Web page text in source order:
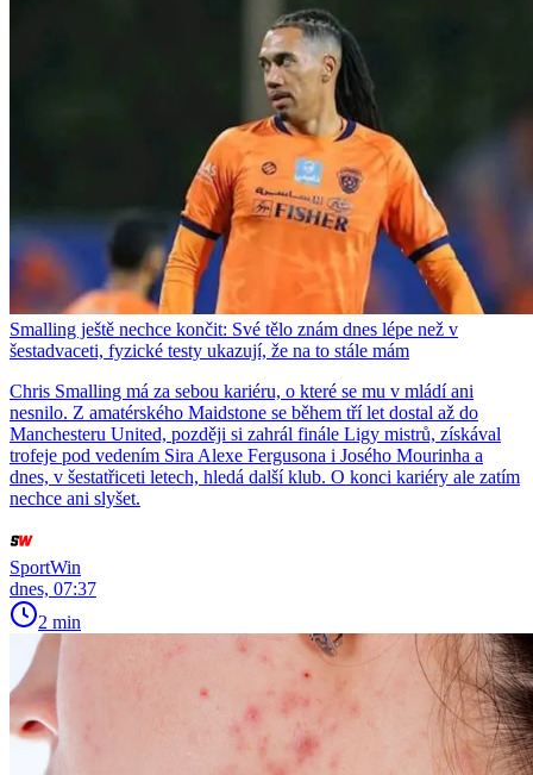
Smalling ještě nechce končit: Své tělo znám dnes lépe než v
šestadvaceti, fyzické testy ukazují, že na to stále mám
Chris Smalling má za sebou kariéru, o které se mu v mládí ani
nesnilo. Z amatérského Maidstone se během tří let dostal až do
Manchesteru United, později si zahrál finále Ligy mistrů, získával
trofeje pod vedením Sira Alexe Fergusona i Josého Mourinha a
dnes, v šestatřiceti letech, hledá další klub. O konci kariéry ale zatím
nechce ani slyšet.
SportWin
dnes, 07:37
2 min